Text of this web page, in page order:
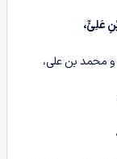
عَلِیٍّ،
و محمد بن علی،